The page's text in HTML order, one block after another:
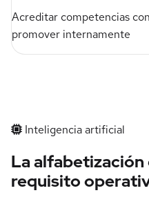
Acreditar competencias
promover internamente
Inteligencia artificial
La alfabetización
requisito